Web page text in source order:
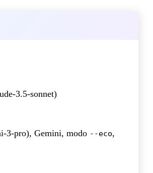
3.5-sonnet)
3-pro), Gemini, modo --eco,